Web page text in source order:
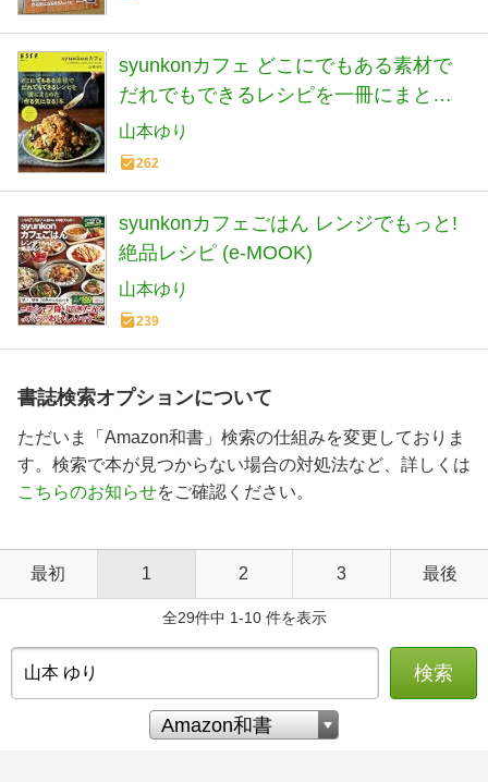
syunkonカフェ どこにでもある素材で
だれでもできるレシピを一冊にまとめ
た「作る気になる」本 (別冊エッセ)
山本ゆり
262
syunkonカフェごはん レンジでもっと!
絶品レシピ (e-MOOK)
山本ゆり
239
書誌検索オプションについて
ただいま「Amazon和書」検索の仕組みを変更しておりま
す。検索で本が見つからない場合の対処法など、詳しくは
こちらのお知らせをご確認ください。
最初 1 2 3 最後
全29件中 1-10 件を表示
検索